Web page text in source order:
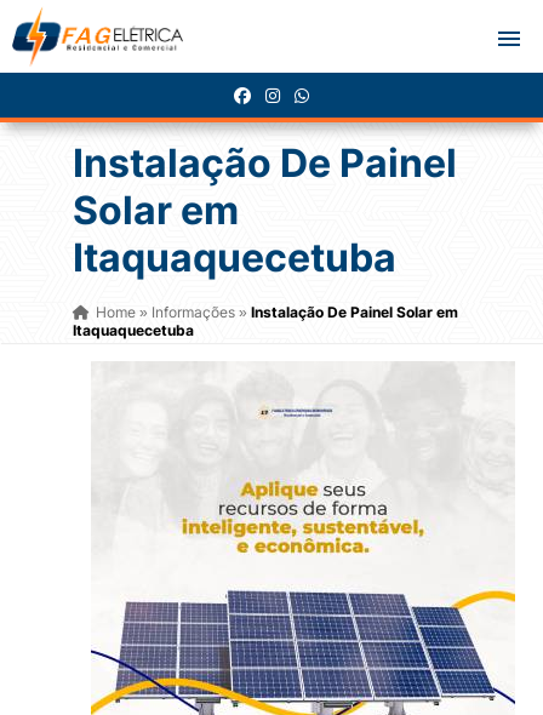
Instalação De Painel
Solar em
Itaquaquecetuba
Home» Informações » Instalação De Painel Solar em
Itaquaquecetuba